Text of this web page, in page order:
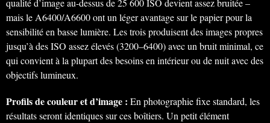
qualité d’image au-dessus de 25 600 ISO devient assez bruitée –
mais le A6400/A6600 ont un léger avantage sur le papier pour la
sensibilité en basse lumière. Les trois produisent des images propres
jusqu’à des ISO assez élevés (3200–6400) avec un bruit minimal, ce
qui convient à la plupart des besoins en intérieur ou de nuit avec des
objectifs lumineux.
Profils de couleur et d’image : En photographie fixe standard, les
résultats seront identiques sur ces boîtiers. Un petit élément